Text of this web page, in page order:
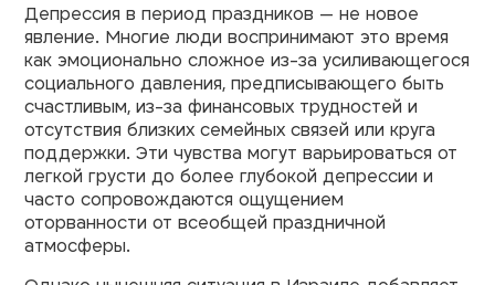
Депрессия в период праздников — не новое
явление. Многие люди воспринимают это время
как эмоционально сложное из-за усиливающегося
социального давления, предписывающего быть
счастливым, из-за финансовых трудностей и
отсутствия близких семейных связей или круга
поддержки. Эти чувства могут варьироваться от
легкой грусти до более глубокой депрессии и
часто сопровождаются ощущением
оторванности от всеобщей праздничной
атмосферы.